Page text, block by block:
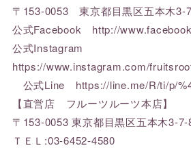
〒153-0053 東京都目黒区五本木3-
公式Facebook http://
公式Instagram
https://
公式Line https://line.me/R/ti/p/
【直営店 フルーツルーツ本店】
〒153-0053 東京都目黒区五本木3-7-
ＴＥＬ:03-6452-4580